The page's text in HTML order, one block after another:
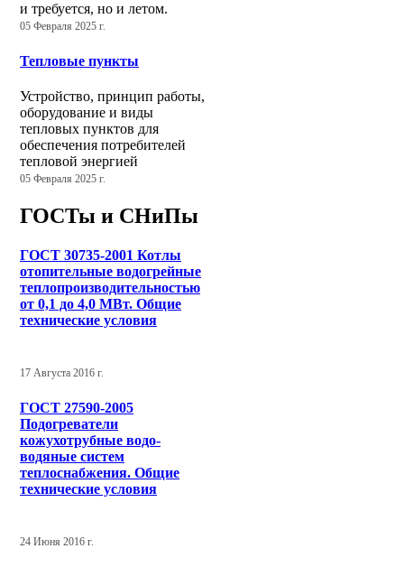
и требуется, но и летом.
05 Февраля 2025 г.
Тепловые пункты
Устройство, принцип работы,
оборудование и виды
тепловых пунктов для
обеспечения потребителей
тепловой энергией
05 Февраля 2025 г.
ГОСТы и СНиПы
ГОСТ 30735-2001 Котлы
отопительные водогрейные
теплопроизводительностью
от 0,1 до 4,0 МВт. Общие
технические условия
17 Августа 2016 г.
ГОСТ 27590-2005
Подогреватели
кожухотрубные водо-
водяные систем
теплоснабжения. Общие
технические условия
24 Июня 2016 г.